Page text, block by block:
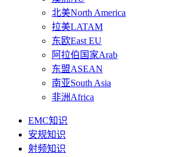
北美North America
拉美LATAM
东欧East EU
阿拉伯国家Arab
东盟ASEAN
南亚South Asia
非洲Africa
EMC知识
安规知识
射频知识